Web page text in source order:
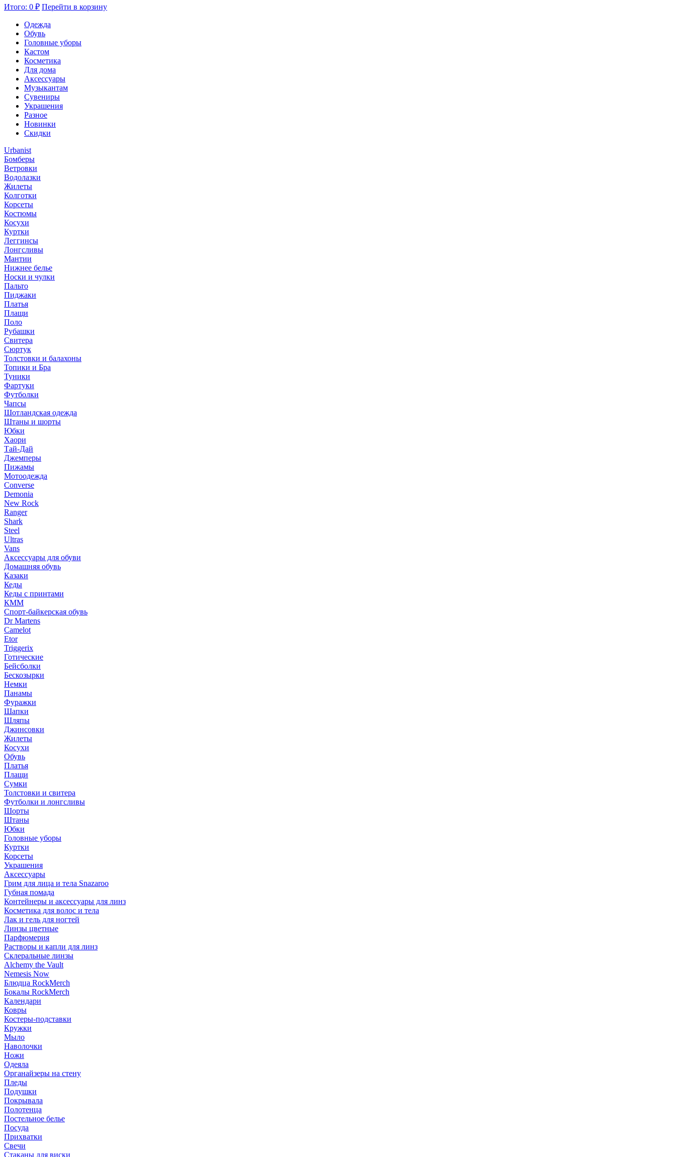
Итого: 0 ₽ Перейти в корзину
Одежда
Обувь
Головные уборы
Кастом
Косметика
Для дома
Аксессуары
Музыкантам
Сувениры
Украшения
Разное
Новинки
Скидки
Urbanist
Бомберы
Ветровки
Водолазки
Жилеты
Колготки
Корсеты
Костюмы
Косухи
Куртки
Леггинсы
Лонгсливы
Мантии
Нижнее белье
Носки и чулки
Пальто
Пиджаки
Платья
Плащи
Поло
Рубашки
Свитера
Сюртук
Толстовки и балахоны
Топики и Бра
Туники
Фартуки
Футболки
Чапсы
Шотландская одежда
Штаны и шорты
Юбки
Хаори
Тай-Дай
Джемперы
Пижамы
Мотоодежда
Converse
Demonia
New Rock
Ranger
Shark
Steel
Ultras
Vans
Аксессуары для обуви
Домашняя обувь
Казаки
Кеды
Кеды с принтами
КММ
Спорт-байкерская обувь
Dr Martens
Camelot
Etor
Triggerix
Готические
Бейсболки
Бескозырки
Немки
Панамы
Фуражки
Шапки
Шляпы
Джинсовки
Жилеты
Косухи
Обувь
Платья
Плащи
Сумки
Толстовки и свитера
Футболки и лонгсливы
Шорты
Штаны
Юбки
Головные уборы
Куртки
Корсеты
Украшения
Аксессуары
Грим для лица и тела Snazaroo
Губная помада
Контейнеры и аксессуары для линз
Косметика для волос и тела
Лак и гель для ногтей
Линзы цветные
Парфюмерия
Растворы и капли для линз
Склеральные линзы
Alchemy the Vault
Nemesis Now
Блюдца RockMerch
Бокалы RockMerch
Календари
Ковры
Костеры-подставки
Кружки
Мыло
Наволочки
Ножи
Одеяла
Органайзеры на стену
Пледы
Подушки
Покрывала
Полотенца
Постельное белье
Посуда
Прихватки
Свечи
Стаканы для виски